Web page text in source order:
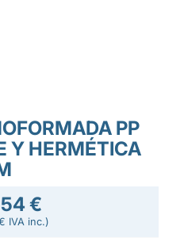
PP
Y HERMÉTICA
€
IVA inc.)